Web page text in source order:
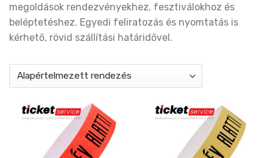
megoldások rendezvényekhez, fesztiválokhoz és
beléptetéshez. Egyedi feliratozás és nyomtatás is
kérhető, rövid szállítási határidővel.